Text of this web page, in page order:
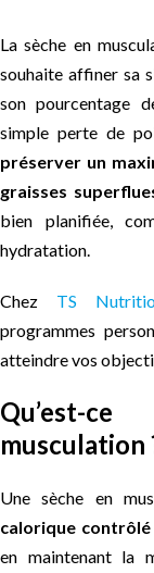
La sèche en
souhaite affiner sa
son pourcentage
simple perte de
préserver un
graisses
bien planifiée,
hydratation.
Chez TS
programmes
atteindre vos
Qu’est-
musculation
Une sèche en
calorique contrôlé
en maintenant la